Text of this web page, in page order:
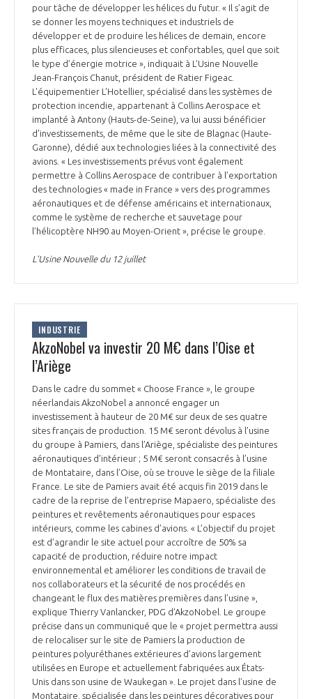
pour tâche de développer les hélices du futur. « Il s’agit de
se donner les moyens techniques et industriels de
développer et de produire les hélices de demain, encore
plus efficaces, plus silencieuses et confortables, quel que soit
le type d’énergie motrice », indiquait à L’Usine Nouvelle
Jean-François Chanut, président de Ratier Figeac.
L'équipementier L'Hotellier, spécialisé dans les systèmes de
protection incendie, appartenant à Collins Aerospace et
implanté à Antony (Hauts-de-Seine), va lui aussi bénéficier
d’investissements, de même que le site de Blagnac (Haute-
Garonne), dédié aux technologies liées à la connectivité des
avions. « Les investissements prévus vont également
permettre à Collins Aerospace de contribuer à l’exportation
des technologies « made in France » vers des programmes
aéronautiques et de défense américains et internationaux,
comme le système de recherche et sauvetage pour
l’hélicoptère NH90 au Moyen-Orient », précise le groupe.
L’Usine Nouvelle du 12 juillet
INDUSTRIE
AkzoNobel va investir 20 M€ dans l’Oise et
l’Ariège
Dans le cadre du sommet « Choose France », le groupe
néerlandais AkzoNobel a annoncé engager un
investissement à hauteur de 20 M€ sur deux de ses quatre
sites français de production. 15 M€ seront dévolus à l’usine
du groupe à Pamiers, dans l’Ariège, spécialiste des peintures
aéronautiques d’intérieur ; 5 M€ seront consacrés à l’usine
de Montataire, dans l’Oise, où se trouve le siège de la filiale
France. Le site de Pamiers avait été acquis fin 2019 dans le
cadre de la reprise de l’entreprise Mapaero, spécialiste des
peintures et revêtements aéronautiques pour espaces
intérieurs, comme les cabines d’avions. « L’objectif du projet
est d’agrandir le site actuel pour accroître de 50% sa
capacité de production, réduire notre impact
environnemental et améliorer les conditions de travail de
nos collaborateurs et la sécurité de nos procédés en
changeant le flux des matières premières dans l’usine »,
explique Thierry Vanlancker, PDG d’AkzoNobel. Le groupe
précise dans un communiqué que le « projet permettra aussi
de relocaliser sur le site de Pamiers la production de
peintures polyuréthanes extérieures d’avions largement
utilisées en Europe et actuellement fabriquées aux États-
Unis dans son usine de Waukegan ». Le projet dans l’usine de
Montataire, spécialisée dans les peintures décoratives pour